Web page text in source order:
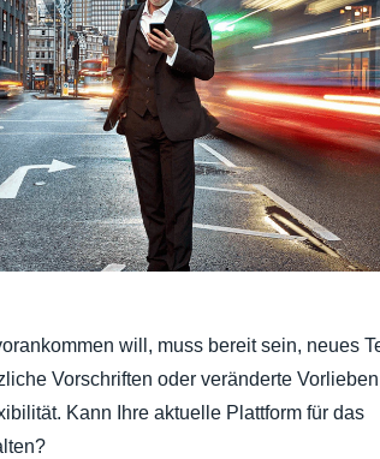
will, muss bereit sein, neues
Vorschriften oder veränderte
Kann Ihre aktuelle Plattform für das